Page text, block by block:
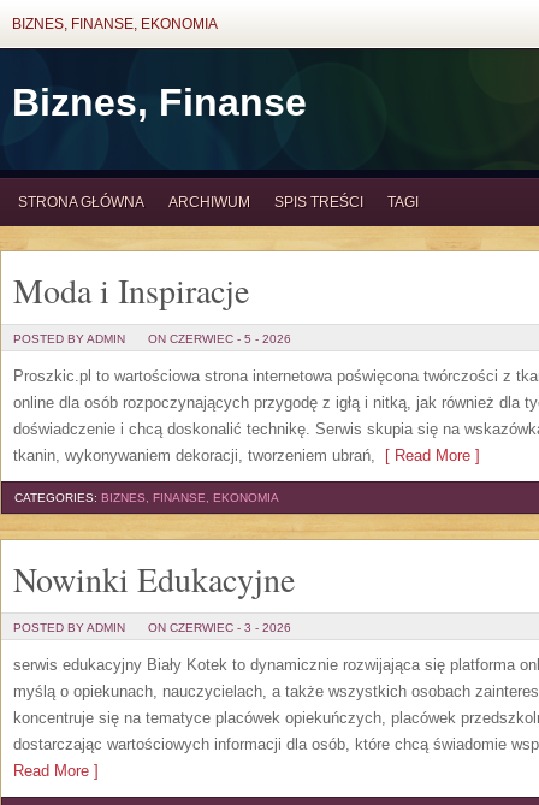
BIZNES, FINANSE, EKONOMIA
Biznes, Finanse
STRONA GŁÓWNA ARCHIWUM SPIS TREŚCI TAGI
Moda i Inspiracje
POSTED BY ADMIN ON CZERWIEC - 5 - 2026
Proszkic.pl to wartościowa strona internetowa poświęcona twórczości z
online dla osób rozpoczynających przygodę z igłą i nitką, jak również dla
doświadczenie i chcą doskonalić technikę. Serwis skupia się na
tkanin, wykonywaniem dekoracji, tworzeniem ubrań, [ Read More ]
CATEGORIES: BIZNES, FINANSE, EKONOMIA
Nowinki Edukacyjne
POSTED BY ADMIN ON CZERWIEC - 3 - 2026
serwis edukacyjny Biały Kotek to dynamicznie rozwijająca się platforma
myślą o opiekunach, nauczycielach, a także wszystkich osobach
koncentruje się na tematyce placówek opiekuńczych, placówek
dostarczając wartościowych informacji dla osób, które chcą świadomie
Read More ]